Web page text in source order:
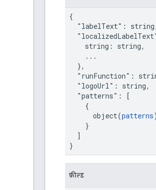
{
  "labelText": string,
    string: string,
    ...
  },
"runFunction":
  "logoUrl": string,
  "patterns": [
    {
      object(
patterns)
    }
  ]
}
फ़ील्ड